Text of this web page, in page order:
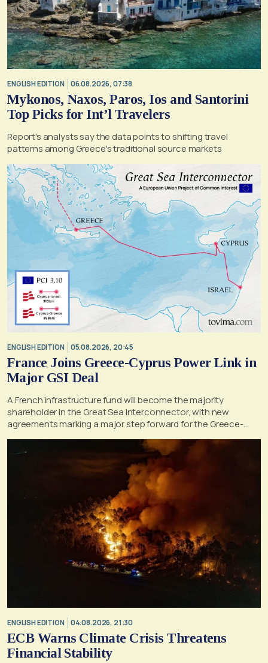
ENGLISH EDITION 06.08.2026, 07:38
Mykonos, Naxos, Paros, Ios and Santorini
Top Picks for Int’l Travelers
Report's analysts say the data points to shifting travel
patterns among Greece's traditional source markets
ENGLISH EDITION 05.08.2026, 20:45
France Joins Greece-Cyprus Power Link in
Major GSI Deal
A French infrastructure fund will become the majority
shareholder in the Great Sea Interconnector, with new
agreements marking a major step forward for the Greece-
Cyprus electricity link
ENGLISH EDITION 04.08.2026, 21:30
ECB Warns Climate Crisis Threatens
Financial Stability